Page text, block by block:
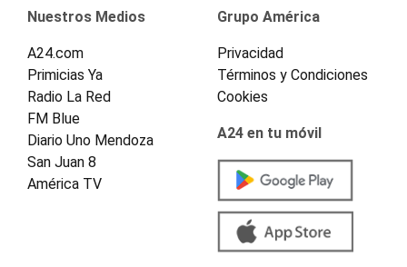
Nuestros Medios
A24.com
Primicias Ya
Radio La Red
FM Blue
Diario Uno Mendoza
San Juan 8
América TV
Grupo América
Privacidad
Términos y Condiciones
Cookies
A24 en tu móvil